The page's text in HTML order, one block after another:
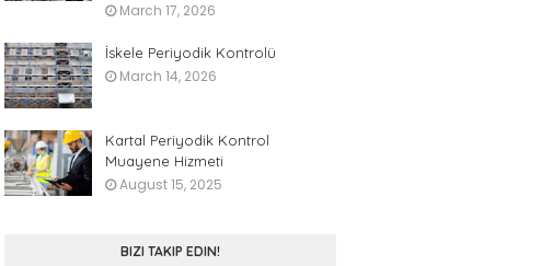
March 17, 2026
İskele Periyodik Kontrolü
March 14, 2026
Kartal Periyodik Kontrol
Muayene Hizmeti
August 15, 2025
BIZI TAKIP EDIN!